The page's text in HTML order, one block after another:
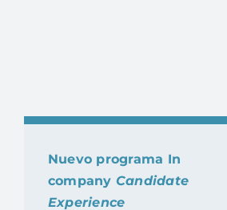
Nuevo programa In
company Candidate
Experience